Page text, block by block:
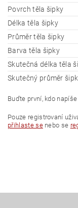
Povrch těla šipky
Délka těla šipky
Průměr těla šipky
Barva těla šipky
Skutečná délka těla
Skutečný průměr
Buďte první, kdo
Pouze registrovaní
přihlaste senebo se